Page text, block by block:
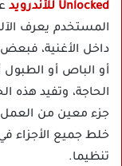
Unlocked للأندرويد
المستخدم يعرف
داخل الأغنية،
أو الباص أو
الحاجة، وتفيد هذه
جزء معين من
خلط جميع الأجزاء
تنظيما.